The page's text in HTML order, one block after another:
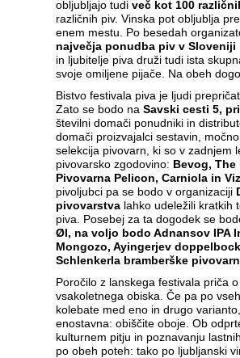
obljubljajo tudi več kot 100
različnih piv. Vinska pot obljublja
enem mestu. Po besedah
največja ponudba piv v Sloveniji
in ljubitelje piva druži tudi ista
svoje omiljene pijače. Na obeh
Bistvo festivala piva je ljudi
Zato se bodo na Savski cesti 5,
številni domači ponudniki in
domači proizvajalci sestavin,
selekcija pivovarn, ki so v zadnjem
pivovarsko zgodovino: Bevog, The
Pivovarna Pelicon, Carniola in
pivoljubci pa se bodo v organizaciji
pivovarstva lahko udeležili kratkih
piva. Posebej za ta dogodek se
Øl, na voljo bodo Adnansov IPA
Mongozo, Ayingerjev
Schlenkerla bramberške
Poročilo z lanskega festivala priča
vsakoletnega obiska. Če pa po
kolebate med eno in drugo
enostavna: obiščite oboje. Ob
kulturnem pitju in poznavanju
po obeh poteh: tako po ljubljanski